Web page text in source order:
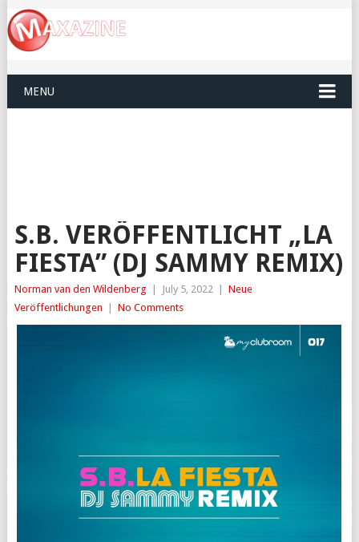
MENU
S.B. VERÖFFENTLICHT „LA
FIESTA” (DJ SAMMY REMIX)
Norman van den Wildenberg July 5, 2022
Neue
Veröffentlichungen
No Comments